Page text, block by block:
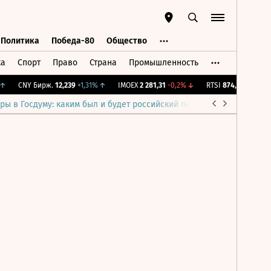
Политика Победа-80 Общество
Спорт Право Страна Промышленность
CNY Бирж. 12,239 +1,31%↑ IMOEX 2 281,31 -0,2%↓ RTSI 874,64
в Госдуму: каким был и будет российский парламент